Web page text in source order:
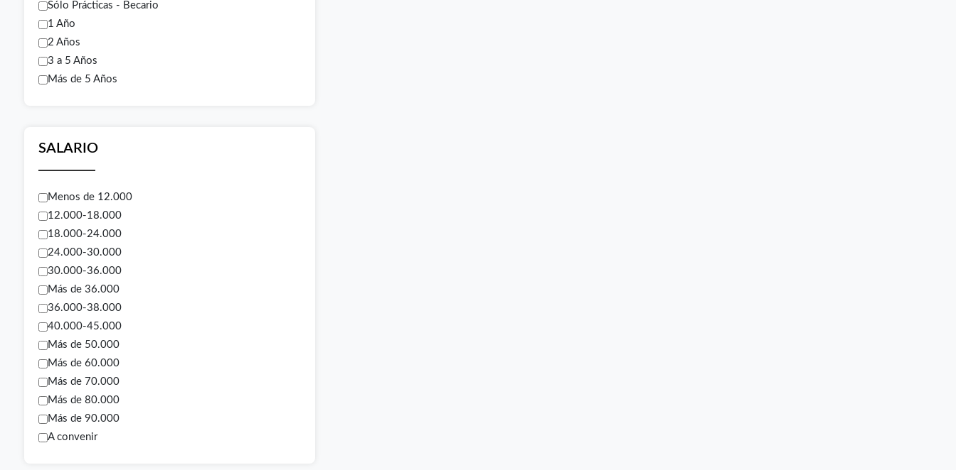
Sólo Prácticas - Becario
1 Año
2 Años
3 a 5 Años
Más de 5 Años
SALARIO
Menos de 12.000
12.000-18.000
18.000-24.000
24.000-30.000
30.000-36.000
Más de 36.000
36.000-38.000
40.000-45.000
Más de 50.000
Más de 60.000
Más de 70.000
Más de 80.000
Más de 90.000
A convenir